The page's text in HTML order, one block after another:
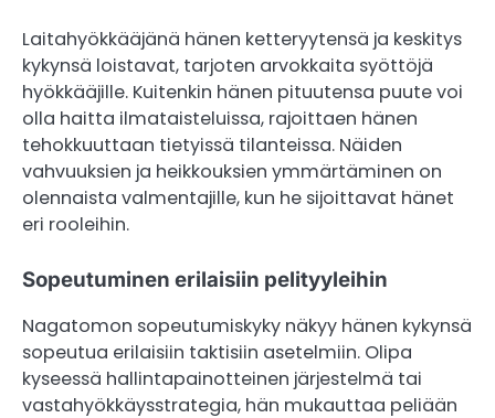
Laitahyökkääjänä hänen ketteryytensä ja keskitys
kykynsä loistavat, tarjoten arvokkaita syöttöjä
hyökkääjille. Kuitenkin hänen pituutensa puute voi
olla haitta ilmataisteluissa, rajoittaen hänen
tehokkuuttaan tietyissä tilanteissa. Näiden
vahvuuksien ja heikkouksien ymmärtäminen on
olennaista valmentajille, kun he sijoittavat hänet
eri rooleihin.
Sopeutuminen erilaisiin pelityyleihin
Nagatomon sopeutumiskyky näkyy hänen kykynsä
sopeutua erilaisiin taktisiin asetelmiin. Olipa
kyseessä hallintapainotteinen järjestelmä tai
vastahyökkäysstrategia, hän mukauttaa peliään